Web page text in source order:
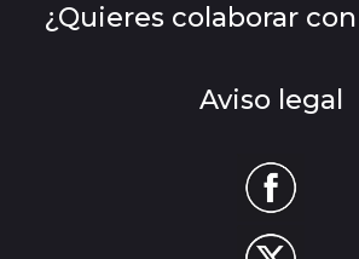
¿Quieres colaborar
Aviso legal